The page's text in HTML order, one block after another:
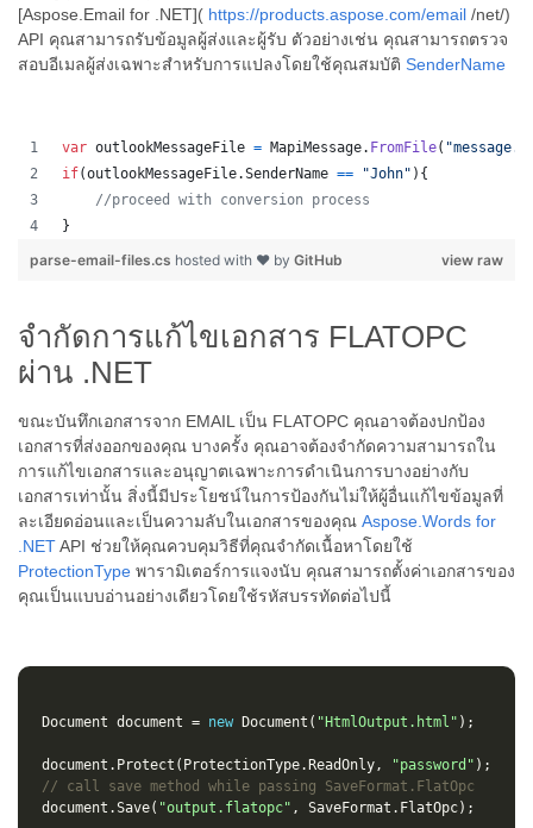
[Aspose.Email for .NET]( https://products.aspose.com/email /net/)
API คุณสามารถรับข้อมูลผู้ส่งและผู้รับ ตัวอย่างเช่น คุณสามารถตรวจ
สอบอีเมลผู้ส่งเฉพาะสำหรับการแปลงโดยใช้คุณสมบัติ SenderName
var outlookMessageFile = MapiMessage. FromFile(
if(outlookMessageFile.SenderName == "John" ) {
//proceed with conversion process
}
view raw
parse-email-files.cs hosted with ❤ by GitHub
จำกัดการแก้ไขเอกสาร FLATOPC
ผ่าน .NET
ขณะบันทึกเอกสารจาก EMAIL เป็น FLATOPC คุณอาจต้องปกป้อง
เอกสารที่ส่งออกของคุณ บางครั้ง คุณอาจต้องจำกัดความสามารถใน
การแก้ไขเอกสารและอนุญาตเฉพาะการดำเนินการบางอย่างกับ
เอกสารเท่านั้น สิ่งนี้มีประโยชน์ในการป้องกันไม่ให้ผู้อื่นแก้ไขข้อมูลที่
ละเอียดอ่อนและเป็นความลับในเอกสารของคุณ Aspose.Words for
.NETAPI ช่วยให้คุณควบคุมวิธีที่คุณจำกัดเนื้อหาโดยใช้
ProtectionType พารามิเตอร์การแจงนับ คุณสามารถตั้งค่าเอกสารของ
คุณเป็นแบบอ่านอย่างเดียวโดยใช้รหัสบรรทัดต่อไปนี้
Document document = new Document ( "HtmlOutput.html" );
document . Protect ( ProtectionType. ReadOnly, "password" );
// call save method while passing SaveFormat.FlatOpc
document .Save( "output.flatopc" , SaveFormat . FlatOpc);